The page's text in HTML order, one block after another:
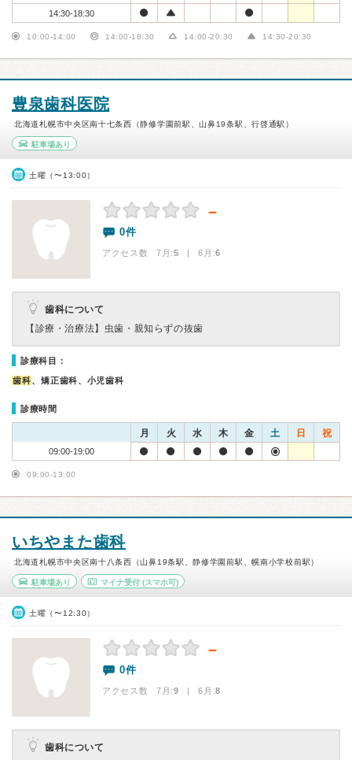
14:30-18:30
10:00-14:00 14:00-18:30 14:00-20:30 14:30-20:30
豊泉歯科医院
北海道札幌市中央区南十七条西（静修学園前駅、山鼻19条駅、行啓通駅）
駐車場あり
土曜（〜13:00）
－
0件
アクセス数 7月:5 | 6月:6
歯科について
【診療・治療法】 虫歯・親知らずの抜歯
診療科目：
歯科、矯正歯科、小児歯科
診療時間
月 火 水 木 金 土 日 祝
09:00-19:00
09:00-13:00
いちやまた歯科
北海道札幌市中央区南十八条西（山鼻19条駅、静修学園前駅、幌南小学校前駅）
駐車場あり マイナ受付(スマホ可)
土曜（〜12:30）
－
0件
アクセス数 7月:9 | 6月:8
歯科について